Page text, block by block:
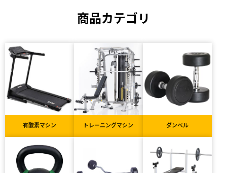
商品カテゴリ
有酸素マシン トレーニングマシン ダンベル